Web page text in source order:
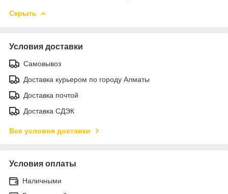
Скрыть
Условия доставки
Самовывоз
Доставка курьером по городу Алматы
Доставка почтой
Доставка СДЭК
Все условия доставки
Условия оплаты
Наличными